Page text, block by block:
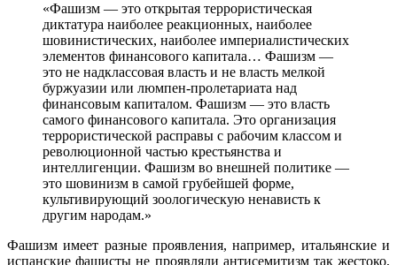
«Фашизм — это открытая террористическая
диктатура наиболее реакционных, наиболее
шовинистических, наиболее империалистических
элементов финансового капитала… Фашизм —
это не надклассовая власть и не власть мелкой
буржуазии или люмпен-пролетариата над
финансовым капиталом. Фашизм — это власть
самого финансового капитала. Это организация
террористической расправы с рабочим классом и
революционной частью крестьянства и
интеллигенции. Фашизм во внешней политике —
это шовинизм в самой грубейшей форме,
культивирующий зоологическую ненависть к
другим народам.»
Фашизм имеет разные проявления, например, итальянские и
испанские фашисты не проявляли антисемитизм так жестоко,